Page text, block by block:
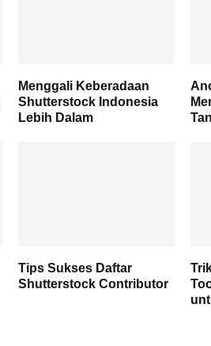
Menggali Keberadaan
Shutterstock Indonesia
Lebih Dalam
Tips Sukses Daftar
Shutterstock Contributor